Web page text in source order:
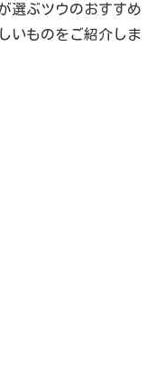
選ぶツウのおすすめ
いものをご紹介しま